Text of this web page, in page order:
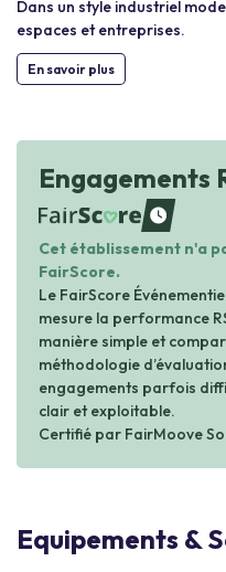
Dans un style industriel
espaces et entreprises.
En savoir plus
Engagements
waiting
Cet établissement n'a
FairScore.
Le FairScore
mesure la performance
manière simple et
méthodologie
engagements parfois
clair et exploitable.
Certifié par FairMoove
Equipements &